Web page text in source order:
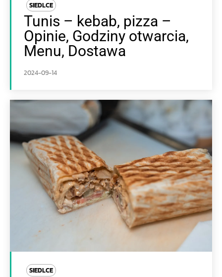
SIEDLCE
Tunis – kebab, pizza –
Opinie, Godziny otwarcia,
Menu, Dostawa
2024-09-14
SIEDLCE